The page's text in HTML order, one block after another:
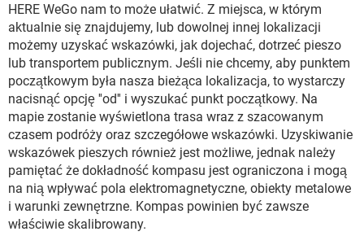
HERE WeGo nam to może ułatwić. Z miejsca, w którym
aktualnie się znajdujemy, lub dowolnej innej lokalizacji
możemy uzyskać wskazówki, jak dojechać, dotrzeć pieszo
lub transportem publicznym. Jeśli nie chcemy, aby punktem
początkowym była nasza bieżąca lokalizacja, to wystarczy
nacisnąć opcję ''od'' i wyszukać punkt początkowy. Na
mapie zostanie wyświetlona trasa wraz z szacowanym
czasem podróży oraz szczegółowe wskazówki. Uzyskiwanie
wskazówek pieszych również jest możliwe, jednak należy
pamiętać że dokładność kompasu jest ograniczona i mogą
na nią wpływać pola elektromagnetyczne, obiekty metalowe
i warunki zewnętrzne. Kompas powinien być zawsze
właściwie skalibrowany.